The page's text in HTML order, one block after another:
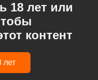
18 лет или
контент
лет